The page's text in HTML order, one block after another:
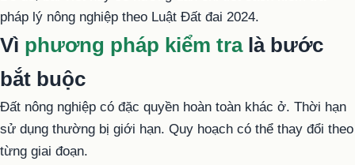
pháp lý nông nghiệp theo Luật Đất đai 2024.
Vì phương pháp kiểm tralà bước
bắt buộc
Đất nông nghiệp có đặc quyền hoàn toàn khác ở. Thời hạn
sử dụng thường bị giới hạn. Quy hoạch có thể thay đổi theo
từng giai đoạn.